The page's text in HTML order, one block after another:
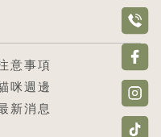
意事項
咪週邊
新消息